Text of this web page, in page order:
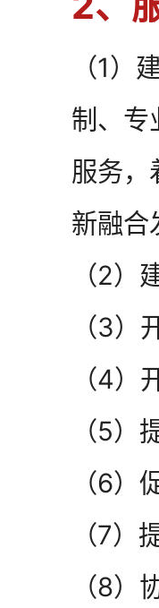
（1）
制、专
服务，
新融合
（2
（3）
（4）
（5
（6
（7
（8